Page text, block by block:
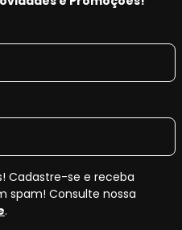
Cadastre-se e receba
spam! Consulte nossa
.